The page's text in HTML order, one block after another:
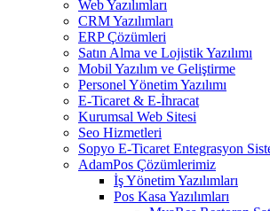
Web Yazılımları
CRM Yazılımları
ERP Çözümleri
Satın Alma ve Lojistik Yazılımı
Mobil Yazılım ve Geliştirme
Personel Yönetim Yazılımı
E-Ticaret & E-İhracat
Kurumsal Web Sitesi
Seo Hizmetleri
Sopyo E-Ticaret Entegrasyon
AdamPos Çözümlerimiz
İş Yönetim Yazılımları
Pos Kasa Yazılımları